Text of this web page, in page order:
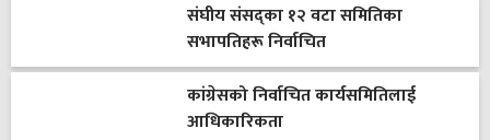
संघीय संसद्का १२ वटा समितिका
सभापतिहरू निर्वाचित
कांग्रेसको निर्वाचित कार्यसमितिलाई
आधिकारिकता